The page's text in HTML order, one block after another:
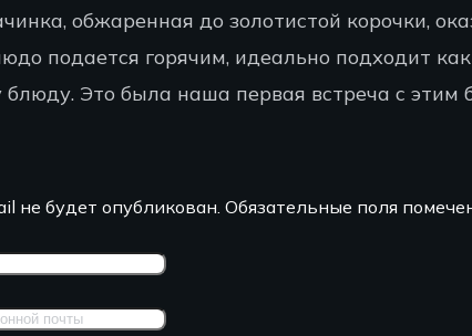
обжаренная до золотистой корочки,
подается горячим, идеально подходит
блюду. Это была наша первая встреча с этим
не будет опубликован. Обязательные поля